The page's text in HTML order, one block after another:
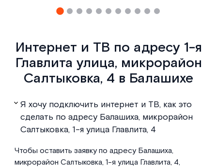
Интернет и ТВ по адресу 1-я
Главлита улица, микрорайон
Салтыковка, 4 в Балашихе
Я хочу подключить интернет и ТВ, как это
сделать по адресу Балашиха, микрорайон
Салтыковка, 1-я улица Главлита, 4
Чтобы оставить заявку по адресу Балашиха,
микрорайон Салтыковка, 1-я улица Главлита, 4,